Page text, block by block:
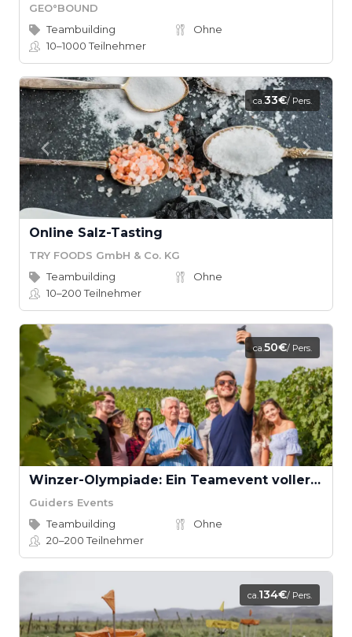
GEO°BOUND
Teambuilding
Ohne
10–1000Teilnehmer
ca.33€/ Pers.
Online Salz-Tasting
TRY FOODS GmbH & Co. KG
Teambuilding
Ohne
10–200Teilnehmer
ca.50€/ Pers.
Winzer-Olympiade: Ein Teamevent voller Spaß und Kultur
Guiders Events
Teambuilding
Ohne
20–200Teilnehmer
ca.134€/ Pers.